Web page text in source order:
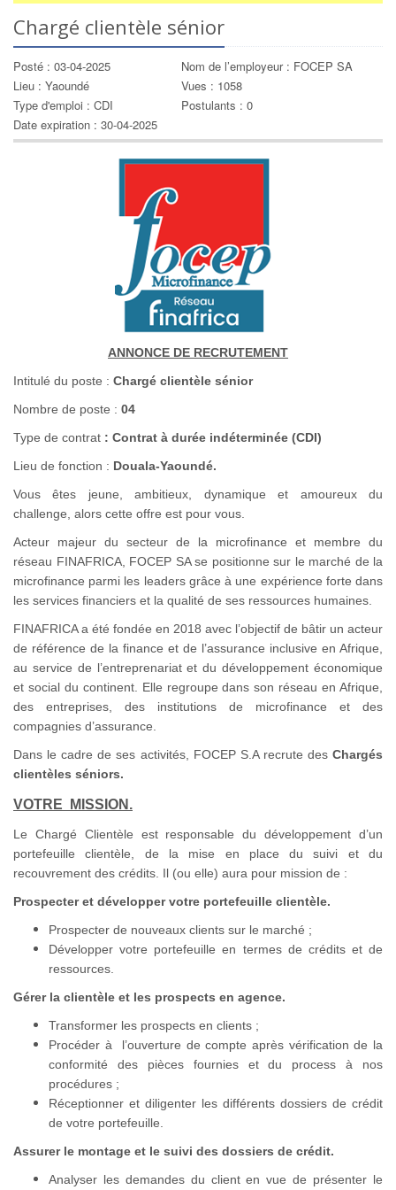
Chargé clientèle sénior
Posté : 03-04-2025
Nom de l’employeur : FOCEP SA
Lieu : Yaoundé
Vues : 1058
Type d'emploi : CDI
Postulants : 0
Date expiration : 30-04-2025
ANNONCE DE RECRUTEMENT
Intitulé du poste : Chargé clientèle sénior
Nombre de poste : 04
Type de contrat : Contrat à durée indéterminée (CDI)
Lieu de fonction : Douala-Yaoundé.
Vous êtes jeune, ambitieux, dynamique et amoureux du
challenge, alors cette offre est pour vous.
Acteur majeur du secteur de la microfinance et membre du
réseau FINAFRICA, FOCEP SA se positionne sur le marché de la
microfinance parmi les leaders grâce à une expérience forte dans
les services financiers et la qualité de ses ressources humaines.
FINAFRICA a été fondée en 2018 avec l’objectif de bâtir un acteur
de référence de la finance et de l’assurance inclusive en Afrique,
au service de l’entreprenariat et du développement économique
et social du continent. Elle regroupe dans son réseau en Afrique,
des entreprises, des institutions de microfinance et des
compagnies d’assurance.
Dans le cadre de ses activités, FOCEP S.A recrute des Chargés
clientèles séniors.
VOTRE MISSION.
Le Chargé Clientèle est responsable du développement d’un
portefeuille clientèle, de la mise en place du suivi et du
recouvrement des crédits. Il (ou elle) aura pour mission de :
Prospecter et développer votre portefeuille clientèle.
Prospecter de nouveaux clients sur le marché ;
Développer votre portefeuille en termes de crédits et de
ressources.
Gérer la clientèle et les prospects en agence.
Transformer les prospects en clients ;
Procéder à l’ouverture de compte après vérification de la
conformité des pièces fournies et du process à nos
procédures ;
Réceptionner et diligenter les différents dossiers de crédit
de votre portefeuille.
Assurer le montage et le suivi des dossiers de crédit.
Analyser les demandes du client en vue de présenter le